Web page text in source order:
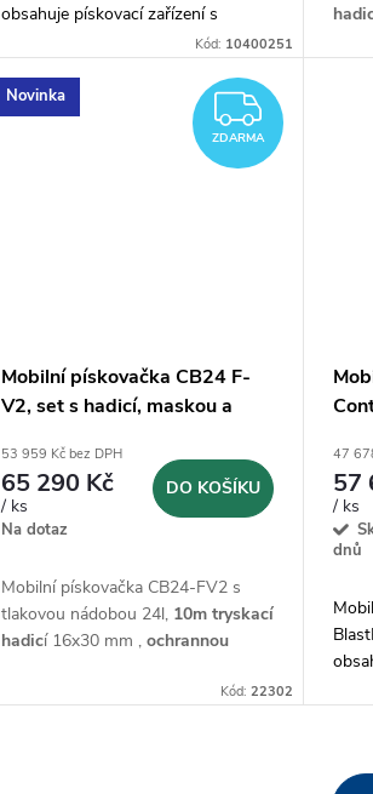
obsahuje pískovací zařízení s
nádobou 200 l, 20 m dvojitou hadici
20 m pískovací hadicí a dalším
příslušenstvím.
Kód: 10400251
Novinka
ZDARMA
Mobilní pískovačka CB24 F-
V2, set s hadicí, maskou a
53 959 Kč bez DPH
65 290 Kč
/ ks
Na dotaz
DO KOŠÍKU
Mobilní pískovačka CB24-FV2 s
tlakovou nádobou 24l, 10m tryskací
hadicí 16x30 mm , ochrannou
Kód:22302
47
57
/ ks
dnů